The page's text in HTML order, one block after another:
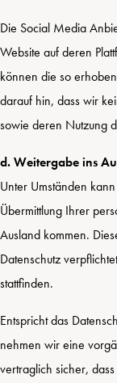
Die Social Media
Website auf deren
können die so
darauf hin, dass wir
sowie deren Nutzung
d. Weitergabe ins
Unter Umständen
Übermittlung Ihrer
Ausland kommen.
Datenschutz
stattfinden.
Entspricht das
nehmen wir eine
vertraglich sicher,